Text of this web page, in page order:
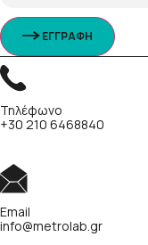
ΕΓΓΡΑΦΗ
Τηλέφωνο
+30 210 6468840
Email
info@metrolab.gr